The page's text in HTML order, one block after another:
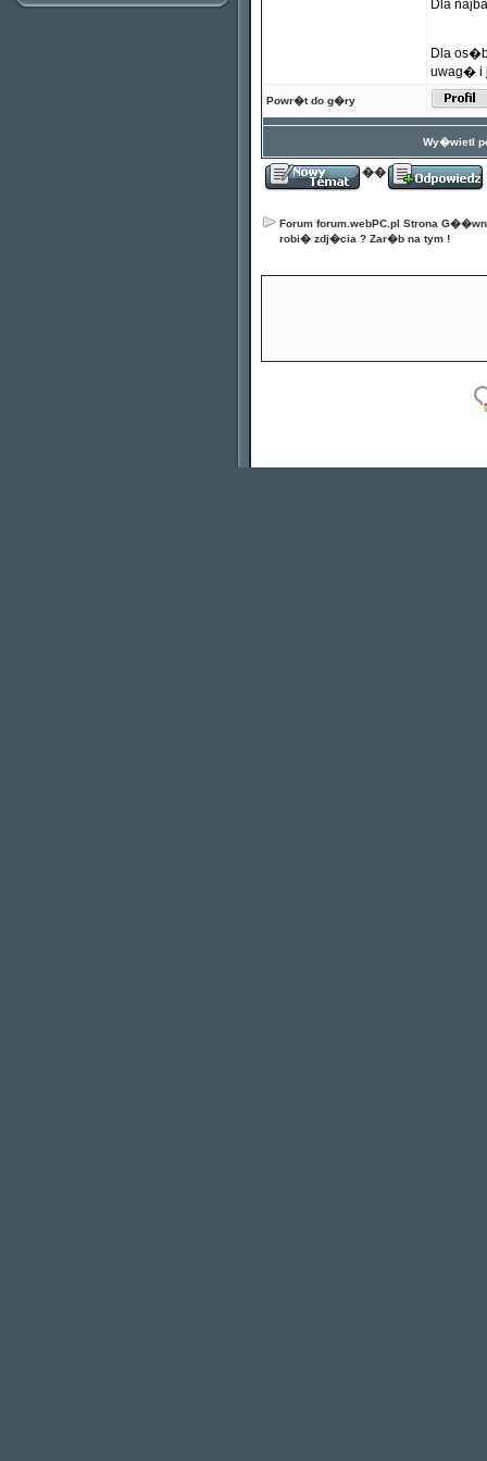
Dla
Dla
uwag� i
Powr�t do g�ry
Wy�wietl
��
Forum forum.webPC.pl Strona
robi� zdj�cia ? Zar�b na tym !